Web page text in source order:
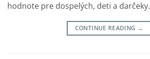
hodnote pre dospelých, deti a darčeky.
CONTINUE READING →